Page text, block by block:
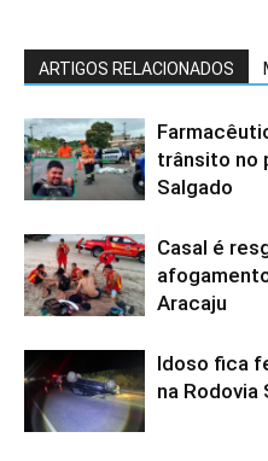
ARTIGOS RELACIONADOS
trânsito no
Salgado
Casal é
Aracaju
Idoso fica
na Rodovia